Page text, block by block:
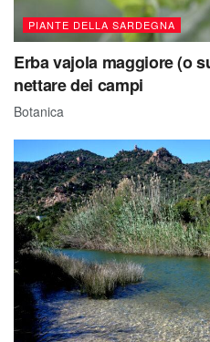
PIANTE DELLA SARDEGNA
Erba vajola maggiore (o
nettare dei campi
Botanica